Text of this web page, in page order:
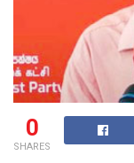
0
SHARES